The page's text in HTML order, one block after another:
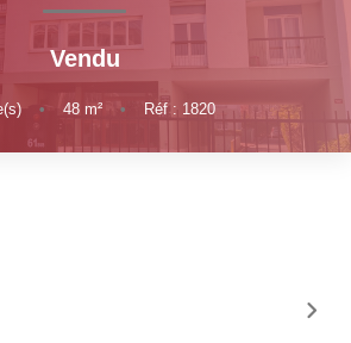
NOTRE AGENCE
Vendu
• 48 m² • Réf : 1820